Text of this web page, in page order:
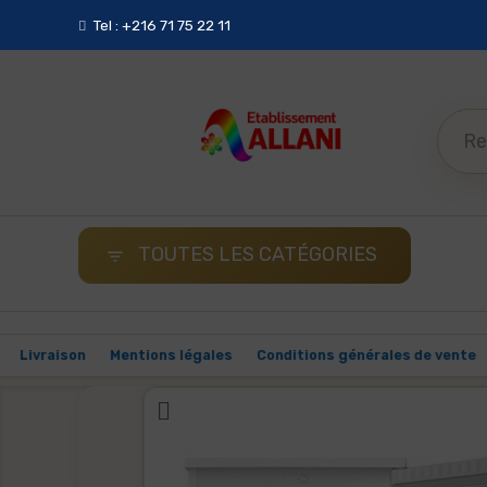
Adresse : Etablissements Allani , Cité Jamil, 1004 Menzeh 6
Tel : +216 71 75 22 11
 TOUTES LES CATÉGORIES
Malin Livraison Mentions légales Conditions